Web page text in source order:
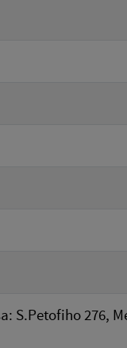
S.Petofiho 276,